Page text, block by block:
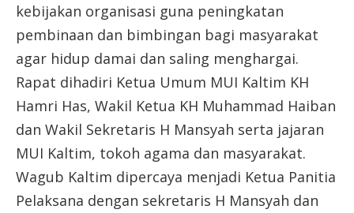
kebijakan organisasi guna peningkatan
pembinaan dan bimbingan bagi masyarakat
agar hidup damai dan saling menghargai.
Rapat dihadiri Ketua Umum MUI Kaltim KH
Hamri Has, Wakil Ketua KH Muhammad Haiban
dan Wakil Sekretaris H Mansyah serta jajaran
MUI Kaltim, tokoh agama dan masyarakat.
Wagub Kaltim dipercaya menjadi Ketua Panitia
Pelaksana dengan sekretaris H Mansyah dan